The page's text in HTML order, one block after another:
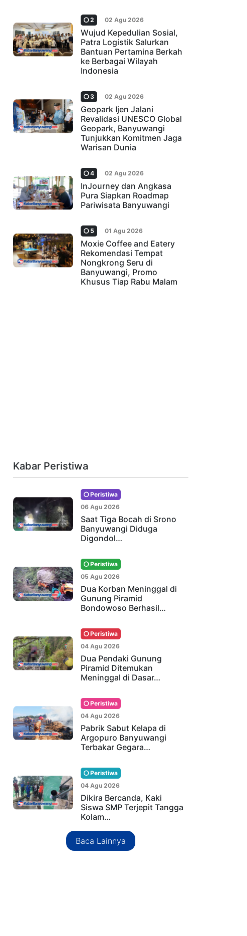
2 02 Agu 2026
Wujud Kepedulian Sosial,
Patra Logistik Salurkan
Bantuan Pertamina Berkah
ke Berbagai Wilayah
Indonesia
3 02 Agu 2026
Geopark Ijen Jalani
Revalidasi UNESCO Global
Geopark, Banyuwangi
Tunjukkan Komitmen Jaga
Warisan Dunia
4 02 Agu 2026
InJourney dan Angkasa
Pura Siapkan Roadmap
Pariwisata Banyuwangi
5 01 Agu 2026
Moxie Coffee and Eatery
Rekomendasi Tempat
Nongkrong Seru di
Banyuwangi, Promo
Khusus Tiap Rabu Malam
Kabar Peristiwa
Peristiwa
06 Agu 2026
Saat Tiga Bocah di Srono
Banyuwangi Diduga
Digondol…
Peristiwa
05 Agu 2026
Dua Korban Meninggal di
Gunung Piramid
Bondowoso Berhasil…
Peristiwa
04 Agu 2026
Dua Pendaki Gunung
Piramid Ditemukan
Meninggal di Dasar…
Peristiwa
04 Agu 2026
Pabrik Sabut Kelapa di
Argopuro Banyuwangi
Terbakar Gegara…
Peristiwa
04 Agu 2026
Dikira Bercanda, Kaki
Siswa SMP Terjepit Tangga
Kolam…
Baca Lainnya